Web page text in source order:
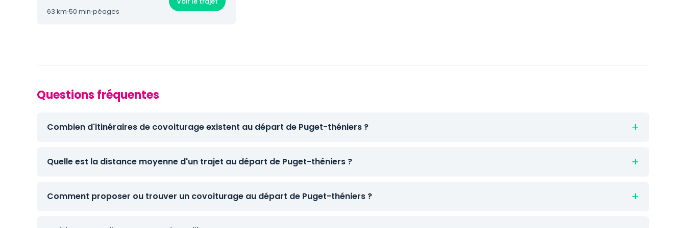
63 km·50 min·péages
Questions fréquentes
Combien d'itinéraires de covoiturage existent au départ de Puget-théniers ?
Quelle est la distance moyenne d'un trajet au départ de Puget-théniers ?
Comment proposer ou trouver un covoiturage au départ de Puget-théniers ?